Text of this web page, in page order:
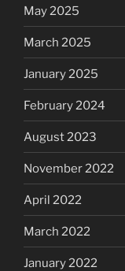
May 2025
March 2025
January 2025
February 2024
August 2023
November 2022
April 2022
March 2022
January 2022